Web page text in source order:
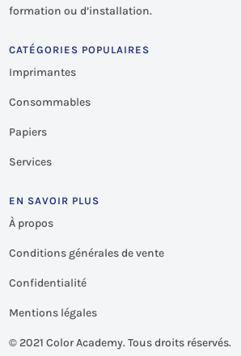
formation ou d’installation.
CATÉGORIES POPULAIRES
Imprimantes
Consommables
Papiers
Services
EN SAVOIR PLUS
À propos
Conditions générales de vente
Confidentialité
Mentions légales
© 2021 Color Academy. Tous droits réservés.